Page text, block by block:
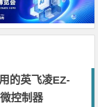
的英飞凌EZ-
控制器